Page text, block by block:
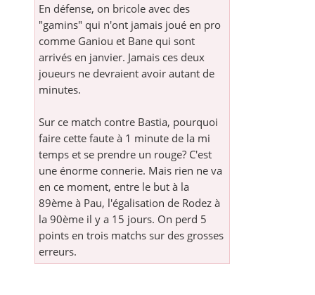
En défense, on bricole avec des
"gamins" qui n'ont jamais joué en pro
comme Ganiou et Bane qui sont
arrivés en janvier. Jamais ces deux
joueurs ne devraient avoir autant de
minutes.
Sur ce match contre Bastia, pourquoi
faire cette faute à 1 minute de la mi
temps et se prendre un rouge? C'est
une énorme connerie. Mais rien ne va
en ce moment, entre le but à la
89ème à Pau, l'égalisation de Rodez à
la 90ème il y a 15 jours. On perd 5
points en trois matchs sur des grosses
erreurs.